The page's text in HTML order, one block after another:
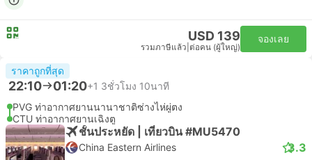
USD 139
รวมภาษีแล้ว ต่อคน (ผู้ใหญ่)
จองเลย
ราคาถูกที่สุด
22:10 01:20+1 3ชั่วโมง 10นาที
PVG ท่าอากาศยานนานาชาติซ่างไห่ผู่ตง
CTU ท่าอากาศยานเฉิงตู
ชั้นประหยัด | เที่ยวบิน #MU5470
China Eastern Airlines 3.3